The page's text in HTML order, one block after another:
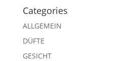
Categories
ALLGEMEIN
DÜFTE
GESICHT